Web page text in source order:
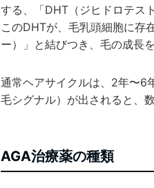
する、「DHT（ジヒドロテス
このDHTが、毛乳頭細胞に存
ー）」と結びつき、毛の成長
通常ヘアサイクルは、2年〜6
毛シグナル）が出されると、
AGA治療薬の種類